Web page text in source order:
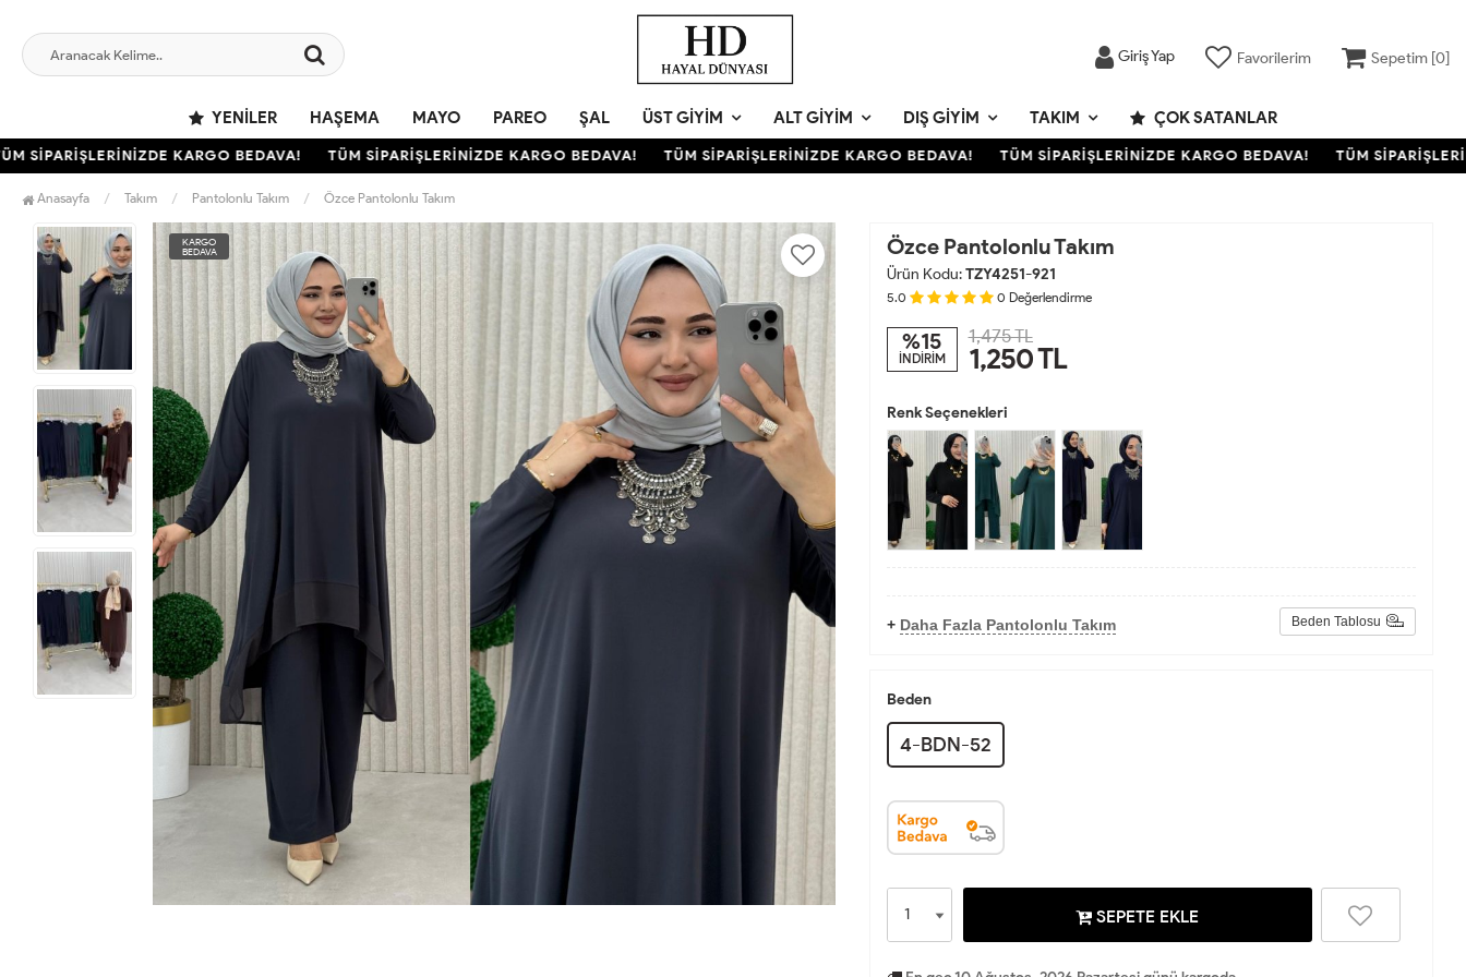
Giriş Yap Favorilerim Sepetim [0]
YENILER HAŞEMA MAYO PAREO ŞAL ÜST GIYIM ALT GIYIM DIŞ GIYIM TAKIM ÇOK SATANLAR
SİPARİŞLERİNİZDE KARGO BEDAVA! TÜM SİPARİŞLERİNİZDE KARGO BEDAVA! TÜM SİPARİŞLERİNİZDE KARGO BEDAVA! TÜM SİPARİŞLERİNİZDE KARGO BEDAVA! TÜM
Anasayfa Takım Pantolonlu Takım Özce Pantolonlu Takım
KARGO
BEDAVA
Özce Pantolonlu Takım
Ürün Kodu:TZY4251-921
5.0 0 Değerlendirme
%15
İNDİRİM
1,475 TL
1,250TL
Renk Seçenekleri
+ Daha Fazla Pantolonlu Takım Beden Tablosu
Beden
4-BDN-52
SEPETE EKLE